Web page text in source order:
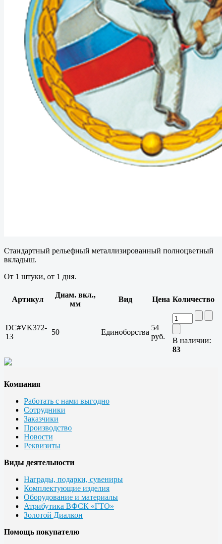
Стандартный рельефный металлизированный полноцветный
вкладыш.
От 1 штуки, от 1 дня.
Артикул
Диам. вкл.,
мм
Вид Цена Количество
DC#VK372-
13
50 Единоборства
54
руб.
В наличии:
83
Компания
Работать с нами выгодно
Сотрудники
Заказчики
Производство
Новости
Реквизиты
Виды деятельности
Награды, подарки, сувениры
Комплектующие изделия
Оборудование и материалы
Атрибутика ВФСК «ГТО»
Золотой Диалкон
Помощь покупателю